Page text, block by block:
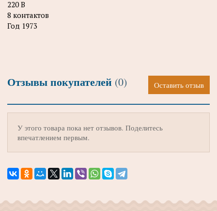
220 В
8 контактов
Год 1973
Отзывы покупателей (0) Оставить отзыв
У этого товара пока нет отзывов. Поделитесь
впечатлением первым.